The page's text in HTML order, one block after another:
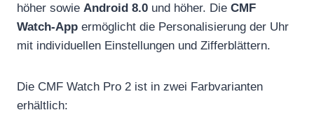
höher sowie Android 8.0 und höher. Die CMF
Watch-App ermöglicht die Personalisierung der Uhr
mit individuellen Einstellungen und Zifferblättern.
Die CMF Watch Pro 2 ist in zwei Farbvarianten
erhältlich: